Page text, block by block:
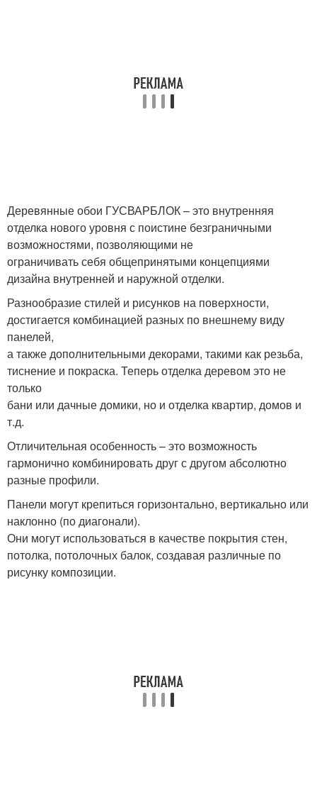
Деревянные обои ГУСВАРБЛОК – это внутренняя
отделка нового уровня с поистине безграничными
возможностями, позволяющими не
ограничивать себя общепринятыми концепциями
дизайна внутренней и наружной отделки.
Разнообразие стилей и рисунков на поверхности,
достигается комбинацией разных по внешнему виду
панелей,
а также дополнительными декорами, такими как резьба,
тиснение и покраска. Теперь отделка деревом это не
только
бани или дачные домики, но и отделка квартир, домов и
т.д.
Отличительная особенность – это возможность
гармонично комбинировать друг с другом абсолютно
разные профили.
Панели могут крепиться горизонтально, вертикально или
наклонно (по диагонали).
Они могут использоваться в качестве покрытия стен,
потолка, потолочных балок, создавая различные по
рисунку композиции.